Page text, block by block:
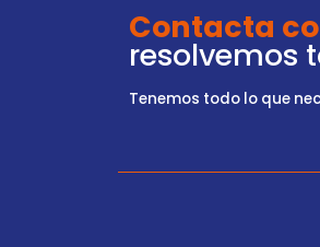
Contacta
resolvemos
Tenemos todo lo que